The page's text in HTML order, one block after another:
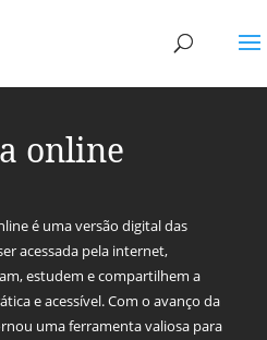
online
é uma versão digital das
acessada pela internet,
estudem e compartilhem a
e acessível. Com o avanço da
uma ferramenta valiosa para